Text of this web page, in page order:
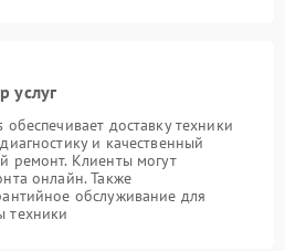
услуг
доставку техники
и качественный
ремонт. Клиенты могут
онлайн. Также
обслуживание для
техники